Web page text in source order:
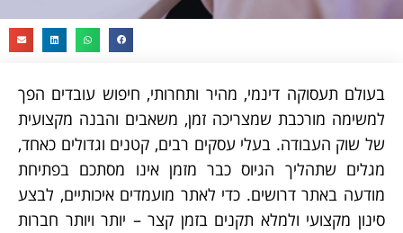
בעולם תעסוקה דינמי, מהיר ותחרותי, חיפוש עובדים הפך
למשימה מורכבת שמצריכה זמן, משאבים והבנה מקצועית
של שוק העבודה. בעלי עסקים רבים, קטנים וגדולים כאחד,
מגלים שתהליך הגיוס כבר מזמן אינו מסתכם בפתיחת
מודעה באתר דרושים. כדי לאתר מועמדים איכותיים, לבצע
סינון מקצועי ולמלא תקנים בזמן קצר – יותר ויותר חברות